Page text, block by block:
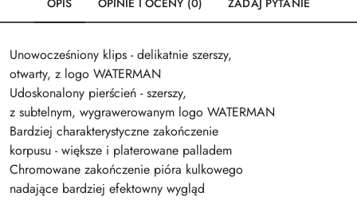
OPIS OPINIE I OCENY (0) ZADAJ PYTANIE
Unowocześniony klips - delikatnie szerszy,
otwarty, z logo WATERMAN
Udoskonalony pierścień - szerszy,
z subtelnym, wygrawerowanym logo WATERMAN
Bardziej charakterystyczne zakończenie
korpusu - większe i platerowane palladem
Chromowane zakończenie pióra kulkowego
nadające bardziej efektowny wygląd